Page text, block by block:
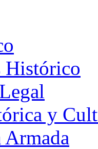
Histórico
y